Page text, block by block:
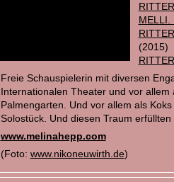
MELLI.
(2015)
Freie Schauspielerin mit diversen
Internationalen Theater und vor
Palmengarten. Und vor allem als
Solostück. Und diesen Traum
www.melinahepp.com
(Foto: www.nikoneuwirth.de)